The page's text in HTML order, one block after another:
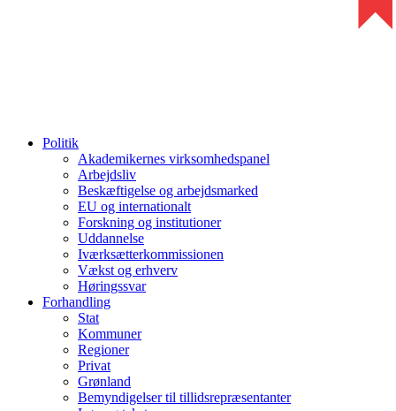
Politik
Akademikernes virksomhedspanel
Arbejdsliv
Beskæftigelse og arbejdsmarked
EU og internationalt
Forskning og institutioner
Uddannelse
Iværksætterkommissionen
Vækst og erhverv
Høringssvar
Forhandling
Stat
Kommuner
Regioner
Privat
Grønland
Bemyndigelser til tillidsrepræsentanter